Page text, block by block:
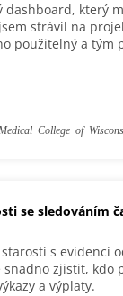
dashboard, který
strávil na
použitelný a tým
College of
se sledováním
s evidencí
snadno zjistit, kdo
a výplaty.